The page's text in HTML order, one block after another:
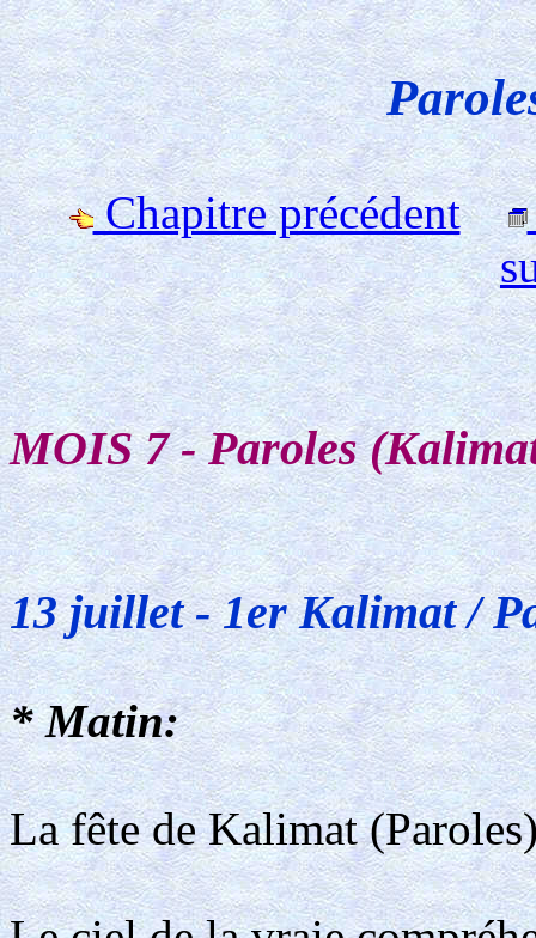
Chapitre précédent
MOIS 7 - Paroles
13 juillet - 1er Kalimat /
* Matin:
La fête de Kalimat